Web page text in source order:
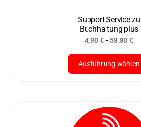
Produktseite
gewählt
werden
Support Service zu
Buchhaltung plus
4,90€ -58,80 €
Ausführung wählen
mehrere